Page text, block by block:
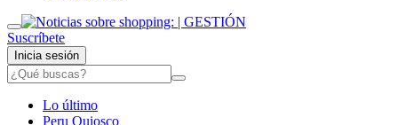
Suscríbete
Inicia sesión
Lo último
Peru Quiosco